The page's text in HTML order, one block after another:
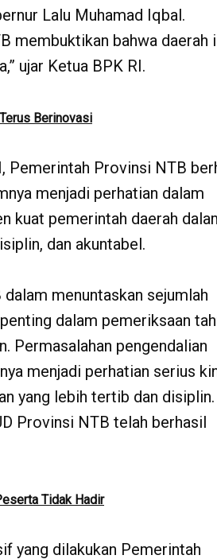
Lalu Muhamad Iqbal.
membuktikan bahwa daerah
ujar Ketua BPK RI.
Berinovasi
Pemerintah Provinsi NTB
menjadi perhatian dalam
kuat pemerintah daerah
dan akuntabel.
menuntaskan sejumlah
dalam pemeriksaan
Permasalahan pengendalian
menjadi perhatian serius
yang lebih tertib dan disiplin.
Provinsi NTB telah berhasil
Tidak Hadir
yang dilakukan Pemerintah